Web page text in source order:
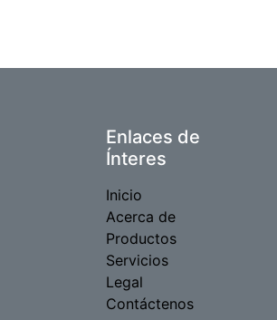
Enlaces de
Ínteres
Inicio
Acerca de
Productos
Servicios
Legal
Contáctenos